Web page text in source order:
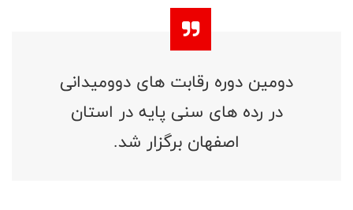
دومین دوره رقابت های دوومیدانی
در رده های سنی پایه در استان
اصفهان برگزار شد.